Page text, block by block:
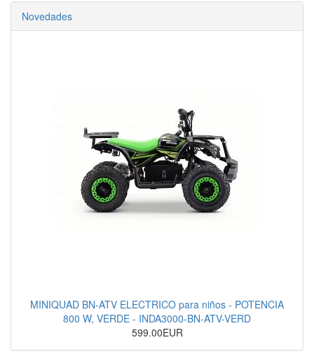
Novedades
MINIQUAD BN-ATV ELECTRICO para niños - POTENCIA
800 W, VERDE - INDA3000-BN-ATV-VERD
599.00EUR